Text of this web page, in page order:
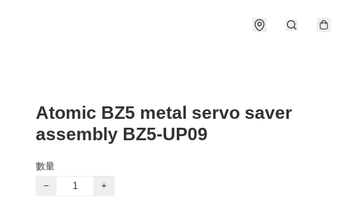
Atomic BZ5 metal servo saver
assembly BZ5-UP09
數量
−
+